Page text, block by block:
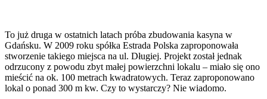
To już druga w ostatnich latach próba zbudowania kasyna w
Gdańsku. W 2009 roku spółka Estrada Polska zaproponowała
stworzenie takiego miejsca na ul. Długiej. Projekt został jednak
odrzucony z powodu zbyt małej powierzchni lokalu – miało się ono
mieścić na ok. 100 metrach kwadratowych. Teraz zaproponowano
lokal o ponad 300 m kw. Czy to wystarczy? Nie wiadomo.